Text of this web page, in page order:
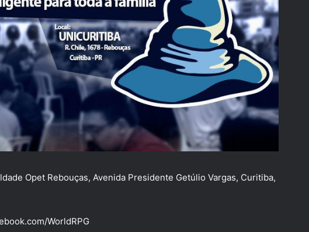
Opet Rebouças, Avenida Presidente Getúlio Vargas, Curitiba,
WorldRPG